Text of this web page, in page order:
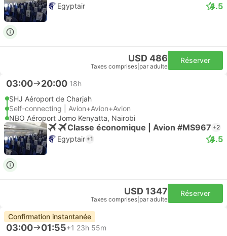
Egyptair 4.5
USD 486
Taxes comprises par adulte
Réserver
03:00 20:00 18h
SHJ Aéroport de Charjah
Self-connecting | Avion+Avion+Avion
NBO Aéroport Jomo Kenyatta, Nairobi
Classe économique | Avion #MS967 +2
Egyptair +1 4.5
USD 1347
Taxes comprises par adulte
Réserver
Confirmation instantanée
03:00 01:55+1 23h 55m